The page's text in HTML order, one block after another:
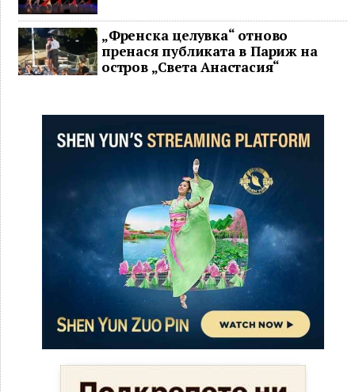
„Френска целувка“ отново
пренася публиката в Париж на
остров „Света Анастасия“